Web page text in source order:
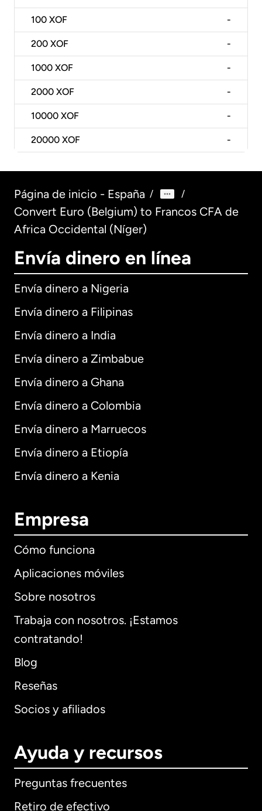
100 XOF -
200 XOF -
1000 XOF -
2000 XOF -
10000 XOF -
20000 XOF -
Página de inicio - España / /
Convert Euro (Belgium) to Francos CFA de
Africa Occidental (Níger)
Envía dinero en línea
Envía dinero a Nigeria
Envía dinero a Filipinas
Envía dinero a India
Envía dinero a Zimbabue
Envía dinero a Ghana
Envía dinero a Colombia
Envía dinero a Marruecos
Envía dinero a Etiopía
Envía dinero a Kenia
Empresa
Cómo funciona
Aplicaciones móviles
Sobre nosotros
Trabaja con nosotros. ¡Estamos
contratando!
Blog
Reseñas
Socios y afiliados
Ayuda y recursos
Preguntas frecuentes
Retiro de efectivo